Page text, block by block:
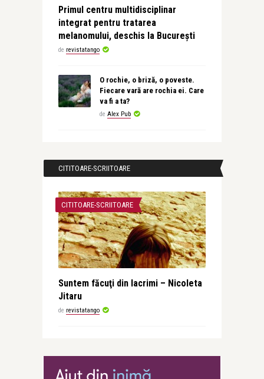
Primul centru multidisciplinar
integrat pentru tratarea
melanomului, deschis la București
de revistatango
O rochie, o briză, o poveste.
Fiecare vară are rochia ei. Care
va fi a ta?
de Alex Pub
CITITOARE-SCRIITOARE
CITITOARE-SCRIITOARE
Suntem făcuţi din lacrimi – Nicoleta
Jitaru
de revistatango